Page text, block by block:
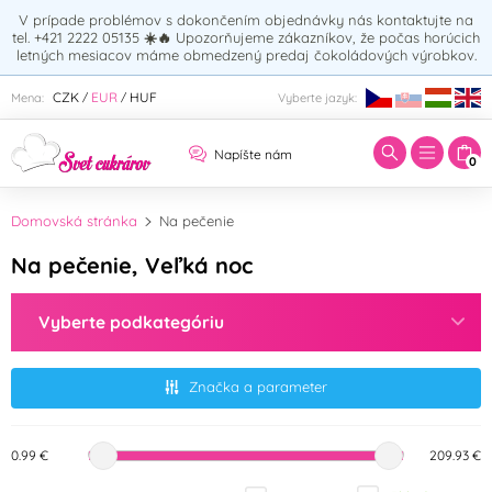
V prípade problémov s dokončením objednávky nás kontaktujte na
tel. +421 2222 05135 ☀️🔥 Upozorňujeme zákazníkov, že počas horúcich
letných mesiacov máme obmedzený predaj čokoládových výrobkov.
Mena: CZK / EUR / HUF Vyberte jazyk:
Napíšte nám 0
Zadajte hľadaný výraz:
Domovská stránka Na pečenie
Na pečenie, Veľká noc
Vyberte podkategóriu
Značka a parameter
0.99 € 209.93 €